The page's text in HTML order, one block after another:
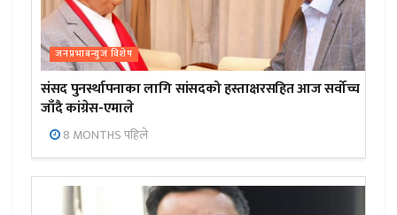
जनप्रभाबन्युज विशेष
संसद पुनर्स्थापनाका लागि सांसदको हस्ताक्षरसहित आज सर्वोच्च
जाँदै कांग्रेस-एमाले
8 MONTHS पहिले